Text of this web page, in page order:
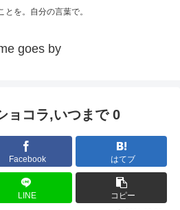
とを。自分の言葉で。
goes by
ョコラ,いつまで 0
Facebook はてブ
LINE コピー